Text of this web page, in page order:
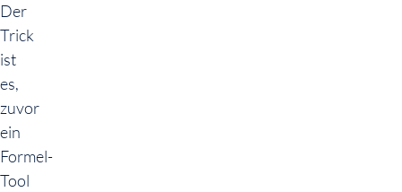
Der
Trick
ist
es,
zuvor
ein
Formel-
Tool